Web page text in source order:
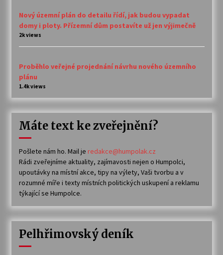
Nový územní plán do detailu řídí, jak budou vypadat
domy i ploty. Přízemní dům postavíte už jen výjimečně
2k views
Proběhlo veřejné projednání návrhu nového územního
plánu
1.4k views
Máte text ke zveřejnění?
Pošlete nám ho. Mail je redakce@humpolak.cz
Rádi zveřejníme aktuality, zajímavosti nejen o Humpolci,
upoutávky na místní akce, tipy na výlety, Vaši tvorbu a v
rozumné míře i texty místních politických uskupení a reklamu
týkající se Humpolce.
Pelhřimovský deník